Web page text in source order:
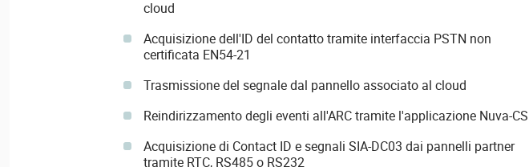
cloud
Acquisizione dell'ID del contatto tramite interfaccia PSTN non
certificata EN54-21
Trasmissione del segnale dal pannello associato al cloud
Reindirizzamento degli eventi all'ARC tramite l'applicazione Nuva-CS
Acquisizione di Contact ID e segnali SIA-DC03 dai pannelli partner
tramite RTC, RS485 o RS232